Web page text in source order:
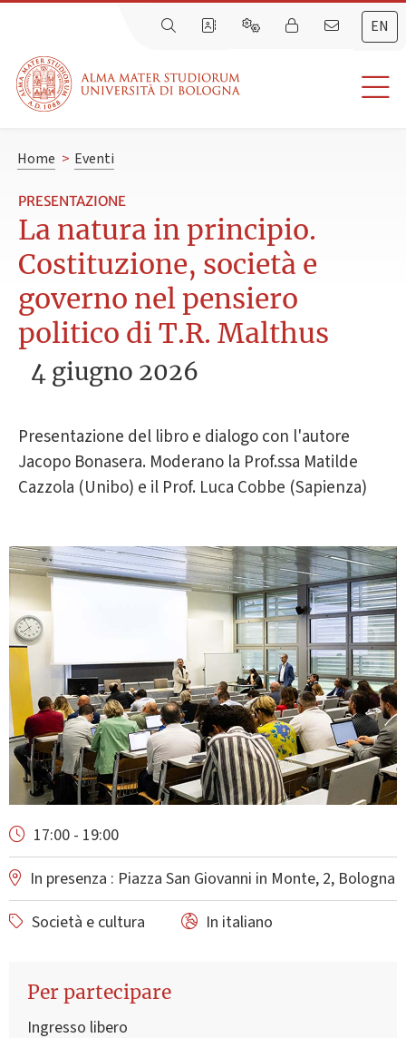
EN
Home > Eventi
PRESENTAZIONE
La natura in principio.
Costituzione, società e
governo nel pensiero
politico di T.R. Malthus
4 giugno 2026
Presentazione del libro e dialogo con l'autore
Jacopo Bonasera. Moderano la Prof.ssa Matilde
Cazzola (Unibo) e il Prof. Luca Cobbe (Sapienza)
17:00 - 19:00
In presenza : Piazza San Giovanni in Monte, 2, Bologna
Società e cultura
In italiano
Per partecipare
Ingresso libero